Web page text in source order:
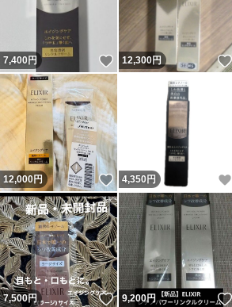
7,400円 いいね！
12,300円
12,000円 いいね！
4,350 円
7,500円 いいね！
9,200円